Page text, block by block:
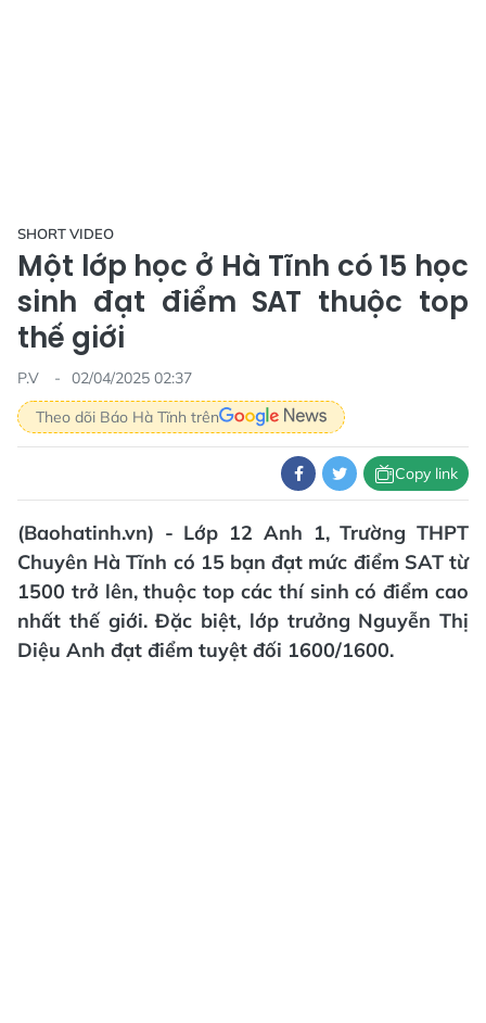
SHORT VIDEO
Một lớp học ở Hà Tĩnh có 15 học
sinh đạt điểm SAT thuộc top
thế giới
P.V
02/04/2025 02:37
Theo dõi Báo Hà Tĩnh trên
Copy link
(Baohatinh.vn) - Lớp 12 Anh 1, Trường THPT
Chuyên Hà Tĩnh có 15 bạn đạt mức điểm SAT từ
1500 trở lên, thuộc top các thí sinh có điểm cao
nhất thế giới. Đặc biệt, lớp trưởng Nguyễn Thị
Diệu Anh đạt điểm tuyệt đối 1600/1600.